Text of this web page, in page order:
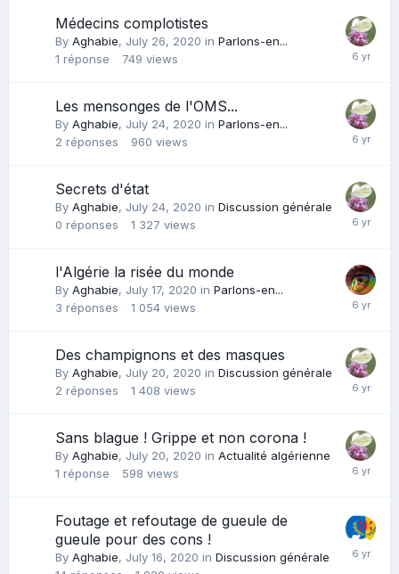
Médecins complotistes
By Aghabie, July 26, 2020 in Parlons-en...
1 réponse 749 views
Les mensonges de l'OMS...
By Aghabie, July 24, 2020 in Parlons-en...
2 réponses 960 views
Secrets d'état
By Aghabie, July 24, 2020 in Discussion générale
0 réponses 1 327 views
l'Algérie la risée du monde
By Aghabie, July 17, 2020 in Parlons-en...
3 réponses 1 054 views
Des champignons et des masques
By Aghabie, July 20, 2020 in Discussion générale
2 réponses 1 408 views
Sans blague ! Grippe et non corona !
By Aghabie, July 20, 2020 in Actualité algérienne
1 réponse 598 views
Foutage et refoutage de gueule de
gueule pour des cons !
By Aghabie, July 16, 2020 in Discussion générale